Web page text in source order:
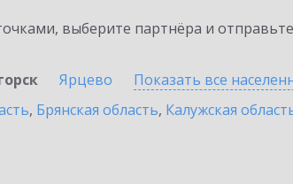
выберите партнёра и
Ярцево Показать все
, Брянская область, Калужская